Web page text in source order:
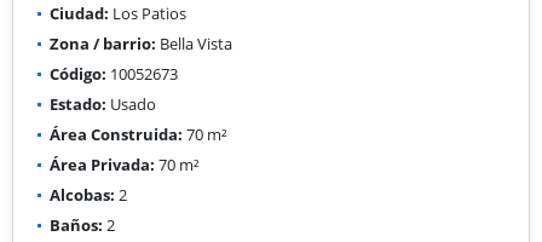
Ciudad: Los Patios
Zona / barrio: Bella Vista
Código: 10052673
Estado: Usado
Área Construida: 70 m²
Área Privada: 70 m²
Alcobas: 2
Baños: 2